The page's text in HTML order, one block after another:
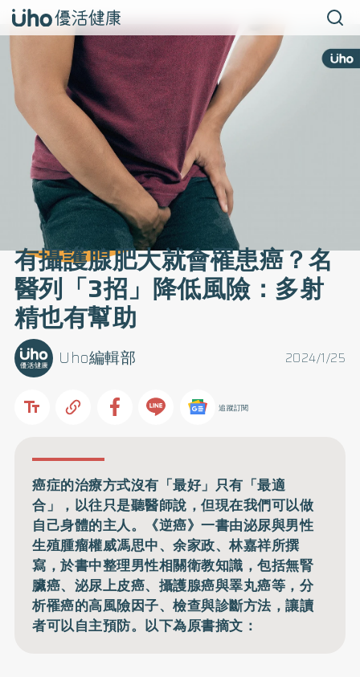
有攝護腺肥大就會罹患癌？名
醫列「3招」降低風險：多射
精也有幫助
2024/1/25
Uho編輯部
追蹤訂閱
癌症的治療方式沒有「最好」只有「最適
合」，以往只是聽醫師說，但現在我們可以做
自己身體的主人。《逆癌》一書由泌尿與男性
生殖腫瘤權威馮思中、余家政、林嘉祥所撰
寫，於書中整理男性相關衛教知識，包括無腎
臟癌、泌尿上皮癌、攝護腺癌與睪丸癌等，分
析罹癌的高風險因子、檢查與診斷方法，讓讀
者可以自主預防。以下為原書摘文：